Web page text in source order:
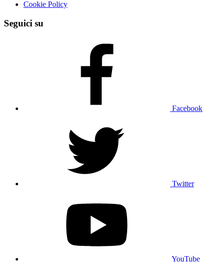
Cookie Policy
Seguici su
Facebook
Twitter
YouTube